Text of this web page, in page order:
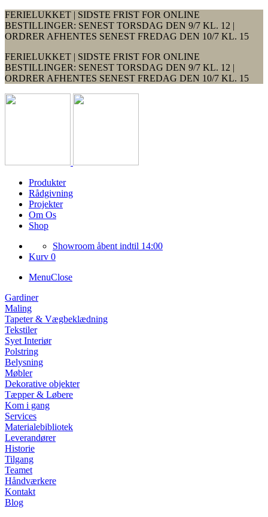
FERIELUKKET | SIDSTE FRIST FOR ONLINE
BESTILLINGER: SENEST TORSDAG DEN 9/7 KL. 12 |
ORDRER AFHENTES SENEST FREDAG DEN 10/7 KL. 15
FERIELUKKET | SIDSTE FRIST FOR ONLINE
BESTILLINGER: SENEST TORSDAG DEN 9/7 KL. 12 |
ORDRER AFHENTES SENEST FREDAG DEN 10/7 KL. 15
Produkter
Rådgivning
Projekter
Om Os
Shop
Showroom åbent indtil 14:00
Kurv 0
MenuClose
Gardiner
Maling
Tapeter & Vægbeklædning
Tekstiler
Syet Interiør
Polstring
Belysning
Møbler
Dekorative objekter
Tæpper & Løbere
Kom i gang
Services
Materialebibliotek
Leverandører
Historie
Tilgang
Teamet
Håndværkere
Kontakt
Blog